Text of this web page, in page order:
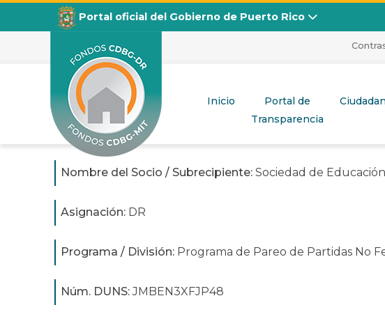
Departamento de la Vivienda
Portal oficial del Gobierno de Puerto Rico
Inicio
Portal de
Transparencia
Sociedad de Educación y Rehabilitación,
Publicado en junio 25, 2025
Nombre del Socio / Subrecipiente: Sociedad de
Asignación: DR
Programa / División: Programa de Pareo de Partidas No
Núm. DUNS:JMBEN3XFJP48